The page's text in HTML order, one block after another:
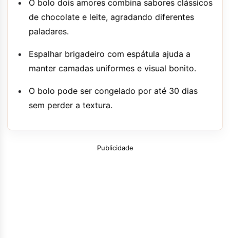
O bolo dois amores combina sabores clássicos
de chocolate e leite, agradando diferentes
paladares.
Espalhar brigadeiro com espátula ajuda a
manter camadas uniformes e visual bonito.
O bolo pode ser congelado por até 30 dias
sem perder a textura.
Publicidade